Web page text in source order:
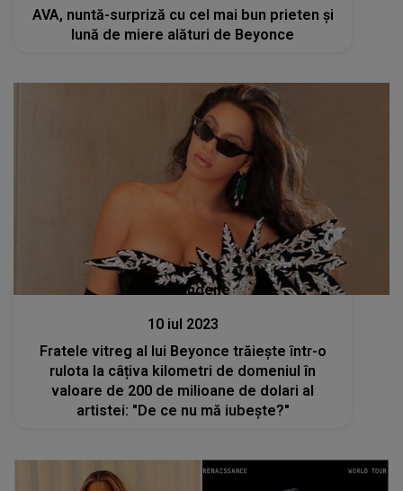
AVA, nuntă-surpriză cu cel mai bun prieten și
lună de miere alături de Beyonce
Stiri mondene
10 iul 2023
Fratele vitreg al lui Beyonce trăiește într-o
rulota la câțiva kilometri de domeniul în
valoare de 200 de milioane de dolari al
artistei: "De ce nu mă iubește?"